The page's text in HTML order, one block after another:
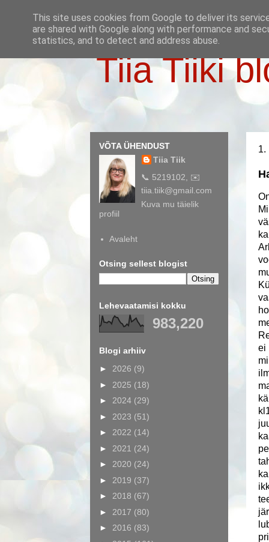
Tiia Tiiki
1.
ei
VÕTA ÜHENDUST
Tiia Tiik
📞 5219102, ✉️
tiia.tiik@gmail.com
Kuva mu täielik
profiil
Avaleht
Otsing sellest blogist
Lehevaatamisi kokku
983,220
Blogi arhiiv
► 2026 (9)
► 2025 (18)
► 2024 (29)
► 2023 (51)
► 2022 (14)
► 2021 (24)
► 2020 (24)
► 2019 (37)
► 2018 (67)
► 2017 (80)
► 2016 (83)
This site uses cookies from Google to deliver its
are shared with Google along with performance and
statistics, and to detect and address abuse.